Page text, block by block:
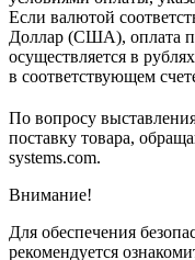
Если валютой
Доллар (США), оплата
осуществляется в
в соответствующем
По вопросу
поставку товара,
systems.com.
Внимание!
Для обеспечения
рекомендуется